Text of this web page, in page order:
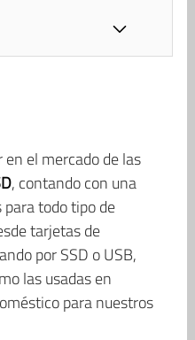
el mercado de las
, contando con una
todo tipo de
tarjetas de
por SSD o USB,
las usadas en
para nuestros